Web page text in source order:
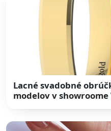
Lacné svadobné
modelov v showroome